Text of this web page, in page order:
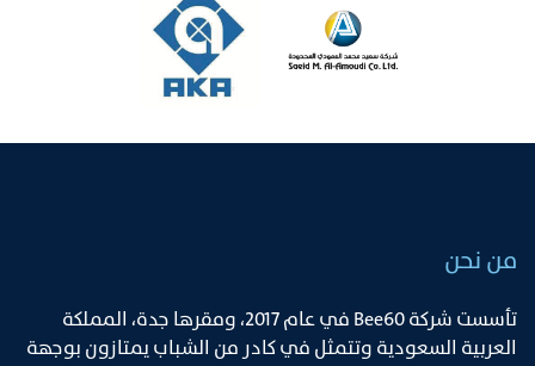
من نحن
ﺗﺄﺳﺴﺖ ﺷﺮﻛﺔ Bee60 ﻓﻲ ﻋﺎم 2017، وﻣﻘﺮﻫﺎ ﺟﺪة، اﻟﻤﻤﻠﻜﺔ
اﻟﻌﺮﺑﻴﺔ اﻟﺴﻌﻮدﻳﺔ وﺗﺘﻤﺜﻞ ﻓﻲ ﻛﺎدر ﻣﻦ اﻟﺸﺒﺎب ﻳﻤﺘﺎزون ﺑﻮﺟﻬﺔ